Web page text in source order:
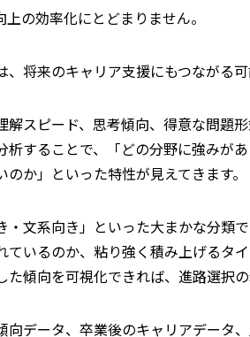
の効率化にとどまりません。
将来のキャリア支援にもつながる可
解スピード、思考傾向、得意な問題
析することで、「どの分野に強みが
か」といった特性が見えてきます。
・文系向き」といった大まかな分類
ているのか、粘り強く積み上げるタ
た傾向を可視化できれば、進路選択の
向データ、卒業後のキャリアデータ